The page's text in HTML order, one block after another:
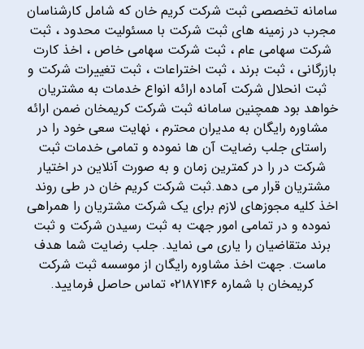
سامانه تخصصی ثبت شرکت کریم خان که شامل کارشناسان
مجرب در زمینه های ثبت شرکت با مسئولیت محدود ، ثبت
شرکت سهامی عام ، ثبت شرکت سهامی خاص ، اخذ کارت
بازرگانی ، ثبت برند ، ثبت اختراعات ، ثبت تغییرات شرکت و
ثبت انحلال شرکت آماده ارائه انواع خدمات به مشتریان
خواهد بود همچنین سامانه ثبت شرکت کریمخان ضمن ارائه
مشاوره رایگان به مدیران محترم ، نهایت سعی خود را در
راستای جلب رضایت آن ها نموده و تمامی خدمات ثبت
شرکت در را در کمترین زمان و به صورت آنلاین در اختیار
مشتریان قرار می دهد.ثبت شرکت کریم خان در طی روند
اخذ کلیه مجوزهای لازم برای یک شرکت مشتریان را همراهی
نموده و در تمامی امور جهت به ثبت رسیدن شرکت و ثبت
برند متقاضیان را یاری می نماید. جلب رضایت شما هدف
ماست. جهت اخذ مشاوره رایگان از موسسه ثبت شرکت
کریمخان با شماره ۰۲۱۸۷۱۴۶ تماس حاصل فرمایید.